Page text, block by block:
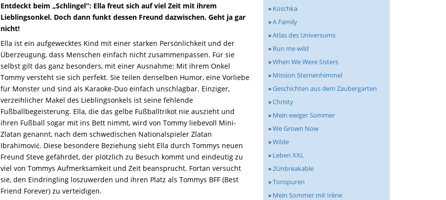
Entdeckt beim „Schlingel‟: Ella freut sich auf viel Zeit mit ihrem
Lieblingsonkel. Doch dann funkt dessen Freund dazwischen. Geht ja gar
nicht!
Ella ist ein aufgewecktes Kind mit einer starken Persönlichkeit und der
Überzeugung, dass Menschen einfach nicht zusammenpassen. Für sie
selbst gilt das ganz besonders, mit einer Ausnahme: Mit ihrem Onkel
Tommy versteht sie sich perfekt. Sie teilen denselben Humor, eine Vorliebe
für Monster und sind als Karaoke-Duo einfach unschlagbar. Einziger,
verzeihlicher Makel des Lieblingsonkels ist seine fehlende
Fußballbegeisterung. Ella, die das gelbe Fußballtrikot nie auszieht und
ihren Fußball sogar mit ins Bett nimmt, wird von Tommy liebevoll Mini-
Zlatan genannt, nach dem schwedischen Nationalspieler Zlatan
Ibrahimović. Diese besondere Beziehung sieht Ella durch Tommys neuen
Freund Steve gefährdet, der plötzlich zu Besuch kommt und eindeutig zu
viel von Tommys Aufmerksamkeit und Zeit beansprucht. Fortan versucht
sie, den Eindringling loszuwerden und ihren Platz als Tommys BFF (Best
Friend Forever) zu verteidigen.
» Koschka
»A Family
»Atlas des Universums
» Run me wild
»When We Were Sisters
» Mission Sternenhimmel
»Geschichten aus dem Zaubergarten
»Christy
» Mein ewiger Sommer
»We Grown Now
»Wilde
» Leben XXL
»2Unbreakable
»Tonspuren
» Mein Sommer mit Irène